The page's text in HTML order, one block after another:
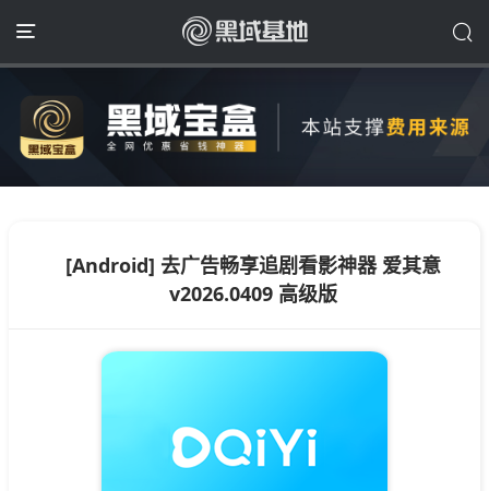
[Android] 去广告畅享追剧看影神器 爱其意
v2026.0409 高级版